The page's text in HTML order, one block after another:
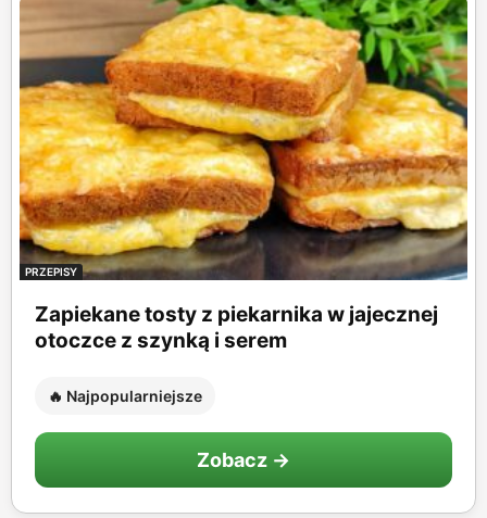
PRZEPISY
Zapiekane tosty z piekarnika w jajecznej
otoczce z szynką i serem
🔥 Najpopularniejsze
Zobacz →